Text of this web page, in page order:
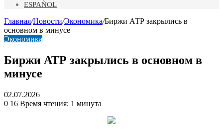
ESPAÑOL
Главная/Новости/Экономика/Биржи АТР закрылись в
основном в минусе
Экономика
Биржи АТР закрылись в основном в
минусе
02.07.2026
0 16 Время чтения: 1 минута